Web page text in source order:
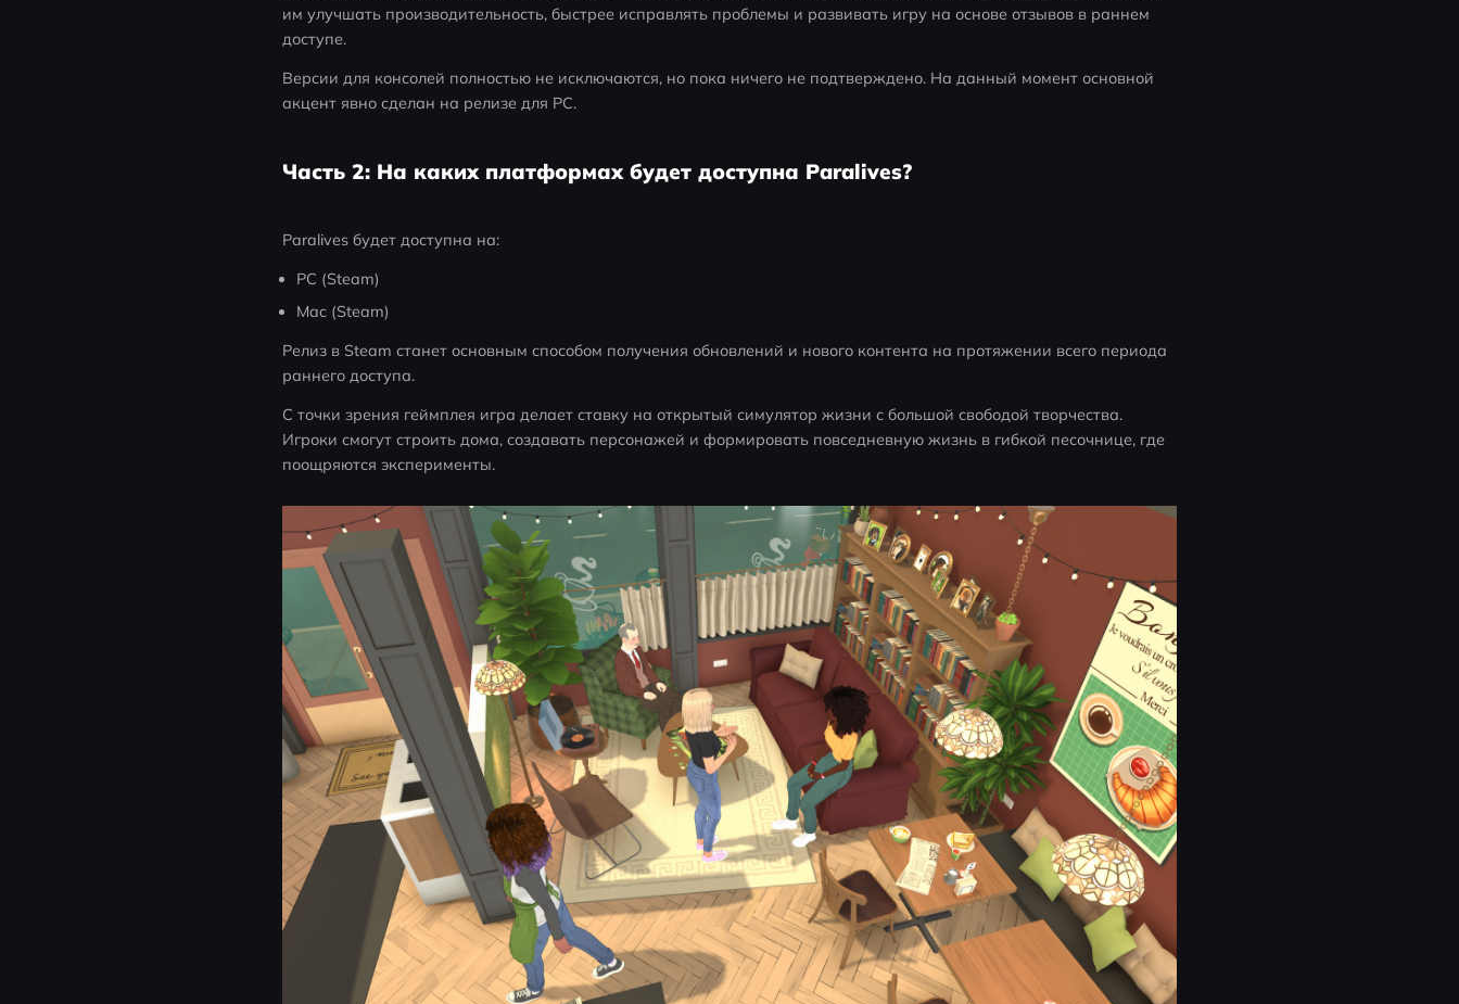
им улучшать производительность, быстрее исправлять проблемы и развивать игру на основе отзывов в раннем
доступе.
Версии для консолей полностью не исключаются, но пока ничего не подтверждено. На данный момент основной
акцент явно сделан на релизе для PC.
Часть 2: На каких платформах будет доступна Paralives?
Paralives будет доступна на:
PC (Steam)
Mac (Steam)
Релиз в Steam станет основным способом получения обновлений и нового контента на протяжении всего периода
раннего доступа.
С точки зрения геймплея игра делает ставку на открытый симулятор жизни с большой свободой творчества.
Игроки смогут строить дома, создавать персонажей и формировать повседневную жизнь в гибкой песочнице, где
поощряются эксперименты.